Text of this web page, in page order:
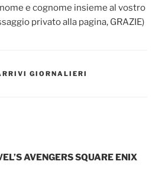
e cognome insieme al vostro
privato alla pagina, GRAZIE)
GIORNALIERI
AVENGERS SQUARE ENIX